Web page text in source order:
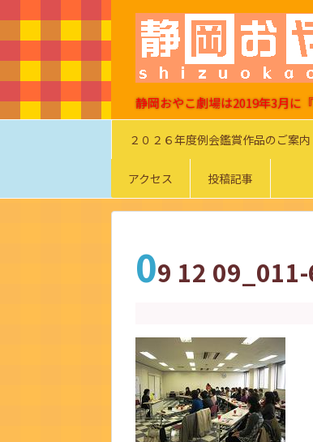
静岡おやこ劇場は2019年3月に
２０２６年度例会鑑賞作品のご案内
アクセス 投稿記事
09 12